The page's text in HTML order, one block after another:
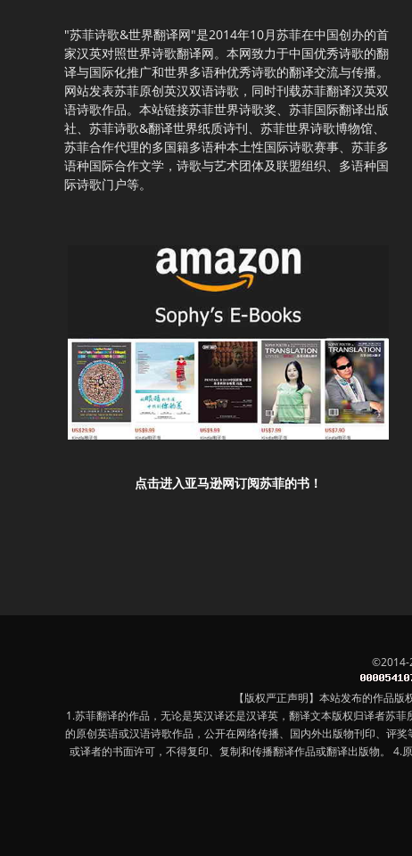
"苏菲诗歌&世界翻译网"是2014年10月苏菲在中国创办的首
家汉英对照世界诗歌翻译网。本网致力于中国优秀诗歌的翻
译与国际化推广和世界多语种优秀诗歌的翻译交流与传播。
网站发表苏菲原创英汉双语诗歌，同时刊载苏菲翻译汉英双
语诗歌作品。本站链接苏菲世界诗歌奖、苏菲国际翻译出版
社、苏菲诗歌&翻译世界纸质诗刊、苏菲世界诗歌博物馆、
苏菲合作代理的多国籍多语种本土性国际诗歌赛事、苏菲多
语种国际合作文学，诗歌与艺术团体及联盟组织、多语种国
际诗歌门户等。
点击进入亚马逊网订阅苏菲的书！
©2014-
【版权严正声明】本站发布的作品
1.苏菲翻译的作品，无论是英汉译还是汉译英，翻译文本版权归译者苏
的原创英语或汉语诗歌作品，公开在网络传播、国内外出版物刊印、评
或译者的书面许可，不得复印、复制和传播翻译作品或翻译出版物。